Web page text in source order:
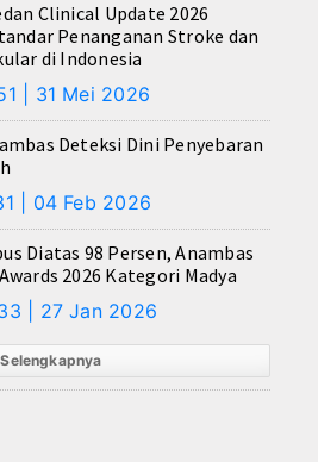
Clinical Update 2026
Penanganan Stroke dan
di Indonesia
| 31 Mei 2026
Deteksi Dini Penyebaran
| 04 Feb 2026
Diatas 98 Persen, Anambas
2026 Kategori Madya
| 27 Jan 2026
Selengkapnya